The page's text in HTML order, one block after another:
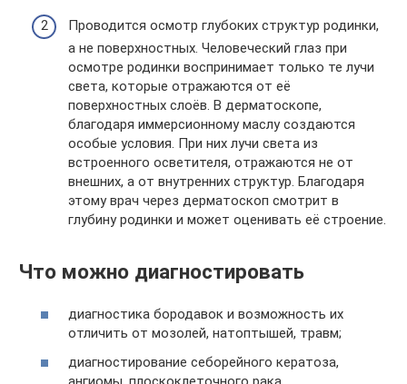
Проводится осмотр глубоких структур родинки,
а не поверхностных. Человеческий глаз при
осмотре родинки воспринимает только те лучи
света, которые отражаются от её
поверхностных слоёв. В дерматоскопе,
благодаря иммерсионному маслу создаются
особые условия. При них лучи света из
встроенного осветителя, отражаются не от
внешних, а от внутренних структур. Благодаря
этому врач через дерматоскоп смотрит в
глубину родинки и может оценивать её строение.
Что можно диагностировать
диагностика бородавок и возможность их
отличить от мозолей, натоптышей, травм;
диагностирование себорейного кератоза,